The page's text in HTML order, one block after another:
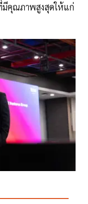
มีคุณภาพสูงสุดให้แก่